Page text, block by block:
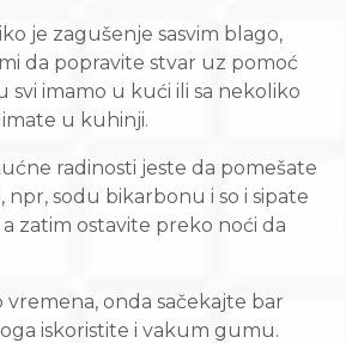
je zagušenje sasvim blago,
da popravite stvar uz pomoć
imamo u kući ili sa nekoliko
u kuhinji.
radinosti jeste da pomešate
npr, sodu bikarbonu i so i sipate
zatim ostavite preko noći da
onda sačekajte bar
iskoristite i vakum gumu.